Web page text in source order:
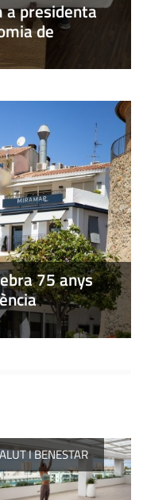
a presidenta
de
75 anys
I BENESTAR